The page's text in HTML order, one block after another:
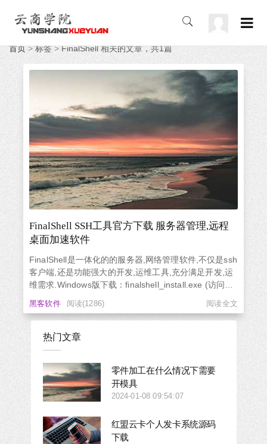
首页 > 标签 > FinalShell 相关的文章，共1篇
FinalShell SSH工具官方下载 服务器管理,远程
桌面加速软件
FinalShell是一体化的的服务器,网络管理软件,不仅是ssh
客户端,还是功能强大的开发,运维工具,充分满足开发,运
维需求.Windows版下载：finalshell_install.exe (访问密
码: 0118) 特色功能:云端同步,免费海外服务器远程桌面
加速,ssh加速,本地化命令输入框,支持自动补全...
黑客软件 阅读(1286) 阅读全文
热门文章
零件加工在什么情况下需要
开模具
2024-01-08 09:54:07
红盟云卡个人发卡系统源码
下载